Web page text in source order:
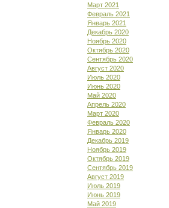
Март 2021
Февраль 2021
Январь 2021
Декабрь 2020
Ноябрь 2020
Октябрь 2020
Сентябрь 2020
Август 2020
Июль 2020
Июнь 2020
Май 2020
Апрель 2020
Март 2020
Февраль 2020
Январь 2020
Декабрь 2019
Ноябрь 2019
Октябрь 2019
Сентябрь 2019
Август 2019
Июль 2019
Июнь 2019
Май 2019